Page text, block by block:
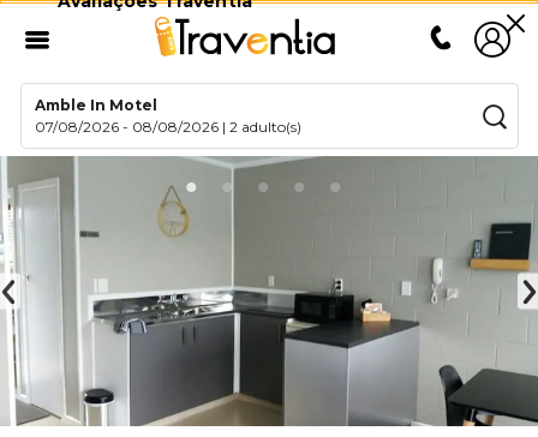
Amble In Motel
07/08/2026 - 08/08/2026 |2 adulto(s)